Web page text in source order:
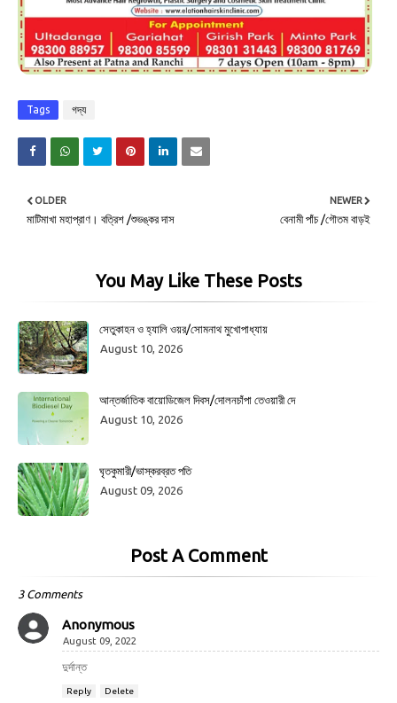
Tags গদ্য
NEWER
বেনামী পাঁচ /গৌতম বাড়ই
OLDER
মাটিমাখা মহাপ্রাণ। বত্রিশ /শুভঙ্কর দাস
You May Like These Posts
সেতুকাহন ও হ্যালি ওয়র/সোমনাথ মুখোপাধ্যায়
August 10, 2026
আন্তর্জাতিক বায়োডিজেল দিবস/দোলনচাঁপা তেওয়ারী দে
August 10, 2026
ঘৃতকুমারী/ভাস্করব্রত পতি
August 09, 2026
Post A Comment
3 Comments
Anonymous
August 09, 2022
দুর্দান্ত
Reply Delete